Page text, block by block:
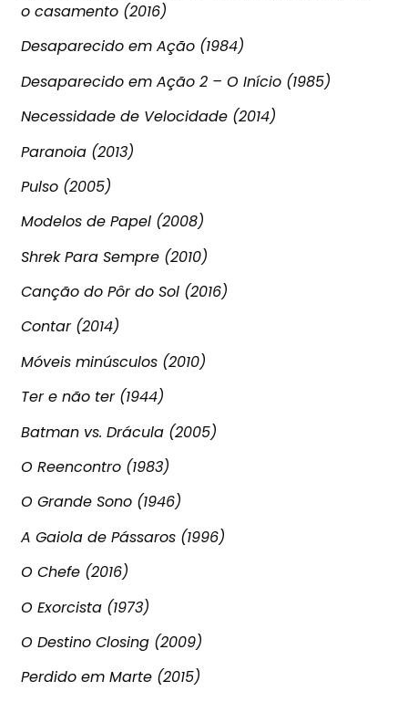
o casamento (2016)
Desaparecido em Ação (1984)
Desaparecido em Ação 2 – O Início (1985)
Necessidade de Velocidade (2014)
Paranoia (2013)
Pulso (2005)
Modelos de Papel (2008)
Shrek Para Sempre (2010)
Canção do Pôr do Sol (2016)
Contar (2014)
Móveis minúsculos (2010)
Ter e não ter (1944)
Batman vs. Drácula (2005)
O Reencontro (1983)
O Grande Sono (1946)
A Gaiola de Pássaros (1996)
O Chefe (2016)
O Exorcista (1973)
O Destino Closing (2009)
Perdido em Marte (2015)